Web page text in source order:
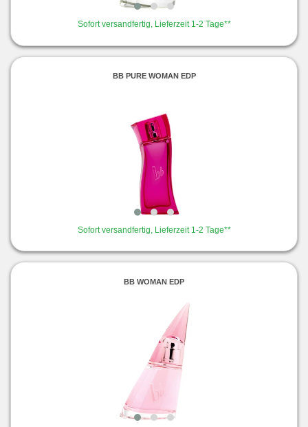
Sofort versandfertig, Lieferzeit 1-2 Tage**
BB PURE WOMAN EDP
Sofort versandfertig, Lieferzeit 1-2 Tage**
BB WOMAN EDP